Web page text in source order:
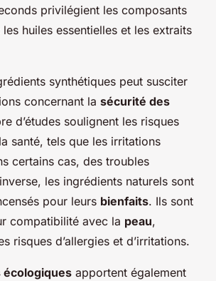
privilégient les composants
huiles essentielles et les extraits
synthétiques peut susciter
concernant la sécurité des
d’études soulignent les risques
santé, tels que les irritations
certains cas, des troubles
les ingrédients naturels sont
pour leurs bienfaits. Ils sont
compatibilité avec la peau,
risques d’allergies et d’irritations.
apportent également